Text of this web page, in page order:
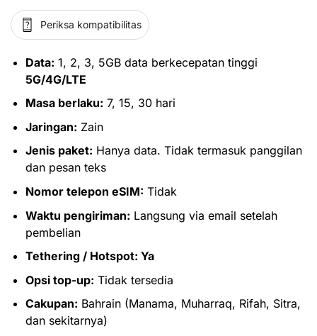
Periksa kompatibilitas
Data: 1, 2, 3, 5GB data berkecepatan tinggi
5G/4G/LTE
Masa berlaku: 7, 15, 30 hari
Jaringan: Zain
Jenis paket: Hanya data. Tidak termasuk panggilan
dan pesan teks
Nomor telepon eSIM: Tidak
Waktu pengiriman: Langsung via email setelah
pembelian
Tethering / Hotspot: Ya
Opsi top-up: Tidak tersedia
Cakupan: Bahrain (Manama, Muharraq, Rifah, Sitra,
dan sekitarnya)